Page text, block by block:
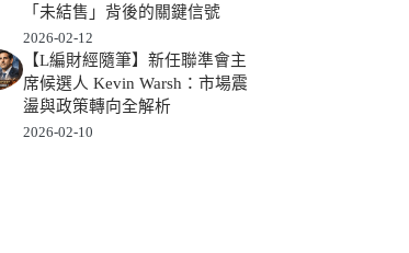
「未結售」背後的關鍵信號
2026-02-12
【L編財經隨筆】新任聯準會主
席候選人 Kevin Warsh：市場震
盪與政策轉向全解析
2026-02-10